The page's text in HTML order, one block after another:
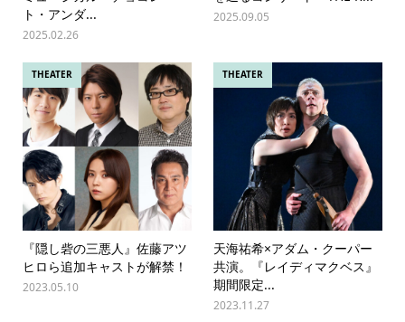
ト・アンダ...
2025.02.26
2025.09.05
THEATER
『隠し砦の三悪人』佐藤アツ
ヒロら追加キャストが解禁！
2023.05.10
THEATER
天海祐希×アダム・クーパー
共演。『レイディマクベス』
期間限定...
2023.11.27